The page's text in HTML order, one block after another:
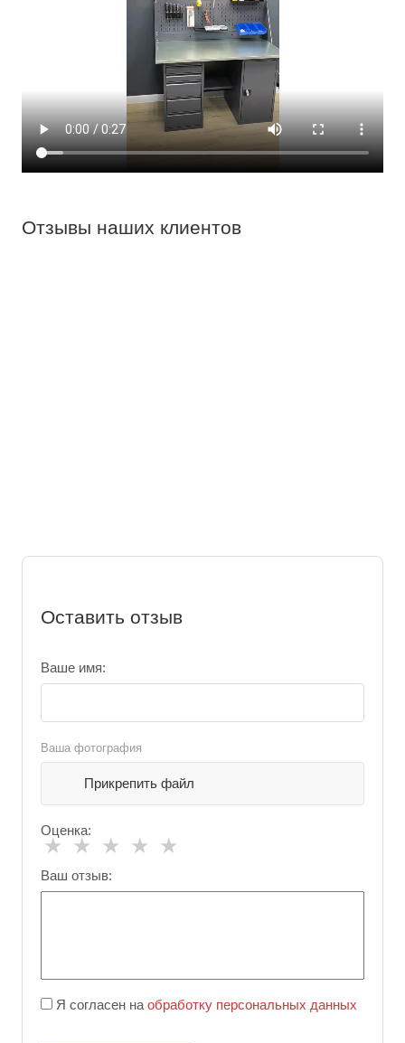
Отзывы наших клиентов
Оставить отзыв
Ваше имя:
Ваша фотография
Прикрепить файл
Оценка:
★
★
★
★
★
Ваш отзыв:
Я согласен на обработку персональных данных